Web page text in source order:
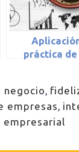
práctica de
Intelligence»
pyme
,
empresas,
empresarial